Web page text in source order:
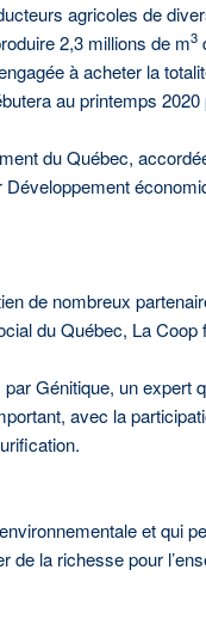
agricoles de
2,3 millions de m3
à acheter la
au printemps
du Québec,
de nombreux
du Québec, La
Génitique, un expert
avec la
et qui
la richesse pour